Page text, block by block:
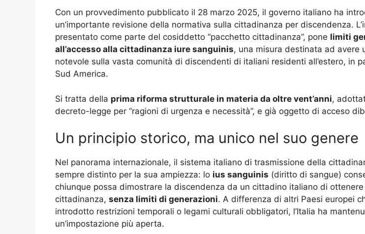
Con un provvedimento pubblicato il 28 marzo 2025, il governo italiano ha
un’importante revisione della normativa sulla cittadinanza per discendenza.
presentato come parte del cosiddetto “pacchetto cittadinanza”, pone limiti
all’accesso alla cittadinanza iure sanguinis, una misura destinata ad avere
notevole sulla vasta comunità di discendenti di italiani residenti all’estero, in
Sud America.
Si tratta della prima riforma strutturale in materia da oltre vent’anni,
decreto-legge per “ragioni di urgenza e necessità”, e già oggetto di acceso
Un principio storico, ma unico nel suo genere
Nel panorama internazionale, il sistema italiano di trasmissione della
sempre distinto per la sua ampiezza: lo ius sanguinis (diritto di sangue)
chiunque possa dimostrare la discendenza da un cittadino italiano di ottenere
cittadinanza, senza limiti di generazioni. A differenza di altri Paesi europei
introdotto restrizioni temporali o legami culturali obbligatori, l’Italia ha
un’impostazione più aperta.